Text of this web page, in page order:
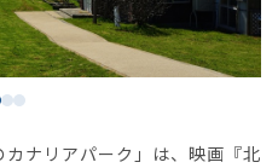
ナリアパーク」は、映画『北